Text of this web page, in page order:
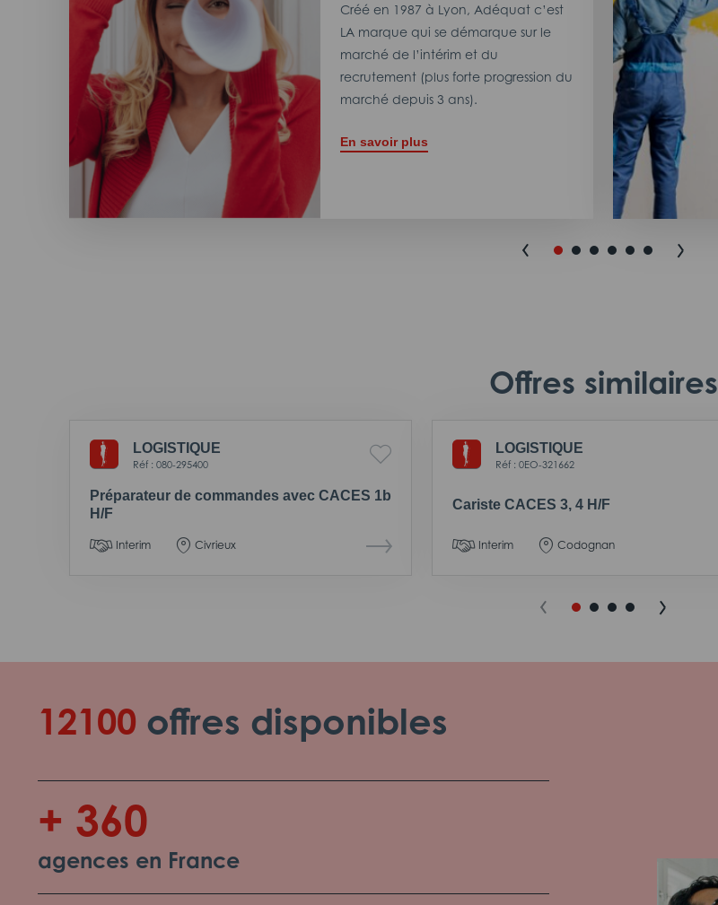
Créé en 1987 à Lyon, Adéquat c’est
LA marque qui se démarque sur le
marché de l’intérim et du
recrutement (plus forte progression du
marché depuis 3 ans).
En savoir plus
Offres similaires
LOGISTIQUE
Réf : 080-295400
Préparateur de commandes avec CACES 1b
H/F
Interim Civrieux
LOGISTIQUE
Réf : 0EO-321662
Cariste CACES 3, 4 H/F
Interim Codognan
12100 offres disponibles
+ 360
agences en France